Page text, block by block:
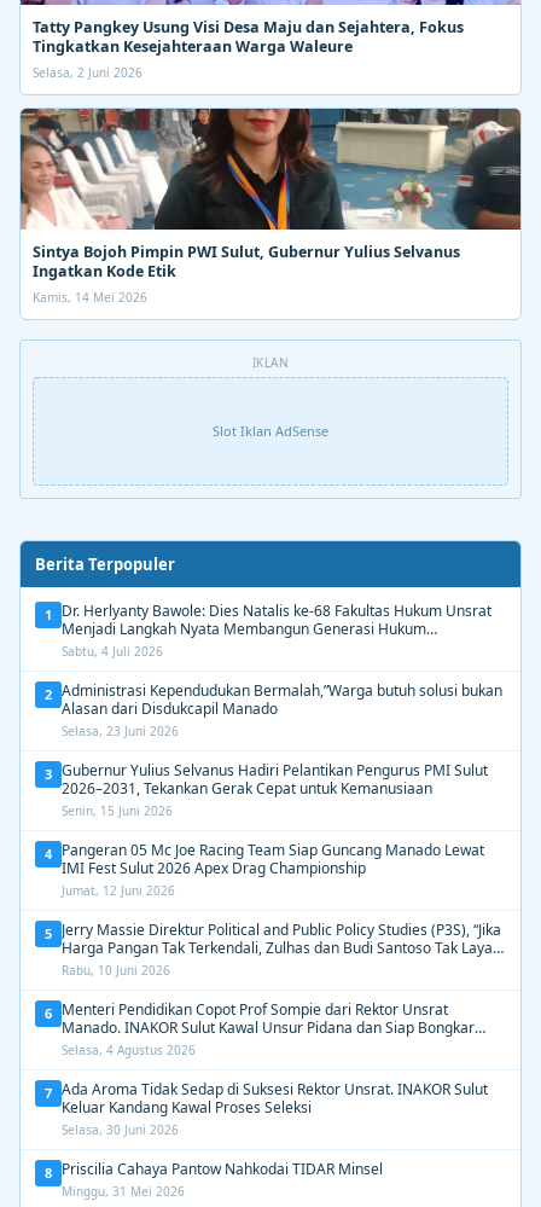
Tatty Pangkey Usung Visi Desa Maju dan Sejahtera, Fokus
Tingkatkan Kesejahteraan Warga Waleure
Selasa, 2 Juni 2026
Sintya Bojoh Pimpin PWI Sulut, Gubernur Yulius Selvanus
Ingatkan Kode Etik
Kamis, 14 Mei 2026
IKLAN
Slot Iklan AdSense
Berita Terpopuler
1
Dr. Herlyanty Bawole: Dies Natalis ke-68 Fakultas Hukum Unsrat
Menjadi Langkah Nyata Membangun Generasi Hukum
Berdampak
Sabtu, 4 Juli 2026
2 Administrasi Kependudukan Bermalah,”Warga butuh solusi bukan
Alasan dari Disdukcapil Manado
Selasa, 23 Juni 2026
3 Gubernur Yulius Selvanus Hadiri Pelantikan Pengurus PMI Sulut
2026–2031, Tekankan Gerak Cepat untuk Kemanusiaan
Senin, 15 Juni 2026
4 Pangeran 05 Mc Joe Racing Team Siap Guncang Manado Lewat
IMI Fest Sulut 2026 Apex Drag Championship
Jumat, 12 Juni 2026
5 Jerry Massie Direktur Political and Public Policy Studies (P3S), “Jika
Harga Pangan Tak Terkendali, Zulhas dan Budi Santoso Tak Layak
Dipertahankan”
Rabu, 10 Juni 2026
6 Menteri Pendidikan Copot Prof Sompie dari Rektor Unsrat
Manado. INAKOR Sulut Kawal Unsur Pidana dan Siap Bongkar
Aroma Busuk di Suksesi Rektor
Selasa, 4 Agustus 2026
7 Ada Aroma Tidak Sedap di Suksesi Rektor Unsrat. INAKOR Sulut
Keluar Kandang Kawal Proses Seleksi
Selasa, 30 Juni 2026
8 Priscilia Cahaya Pantow Nahkodai TIDAR Minsel
Minggu, 31 Mei 2026